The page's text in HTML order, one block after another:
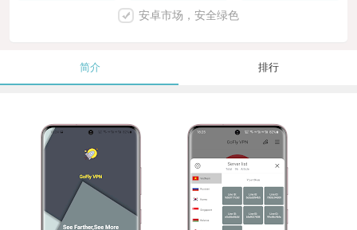
安卓市场，安全绿色
简介 排行